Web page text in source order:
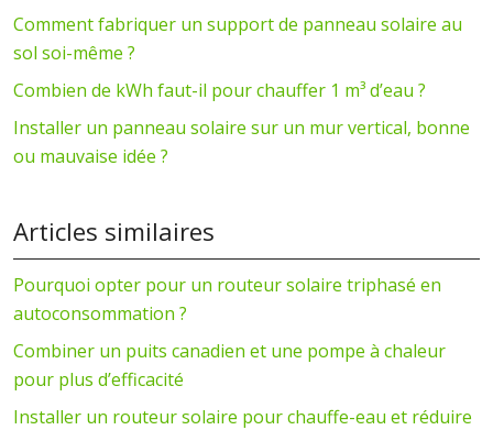
Comment fabriquer un support de panneau solaire au
sol soi-même ?
Combien de kWh faut-il pour chauffer 1 m³ d’eau ?
Installer un panneau solaire sur un mur vertical, bonne
ou mauvaise idée ?
Articles similaires
Pourquoi opter pour un routeur solaire triphasé en
autoconsommation ?
Combiner un puits canadien et une pompe à chaleur
pour plus d’efficacité
Installer un routeur solaire pour chauffe-eau et réduire